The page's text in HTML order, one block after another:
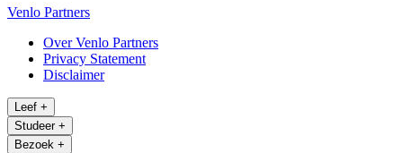
Venlo Partners
Over Venlo Partners
Privacy Statement
Disclaimer
Leef +
Studeer +
Bezoek +